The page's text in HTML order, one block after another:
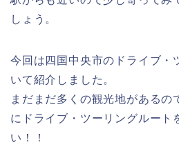
しょう。
今回は四国中央市のドライブ・
いて紹介しました。
まだまだ多くの観光地があるの
にドライブ・ツーリングルート
い！！